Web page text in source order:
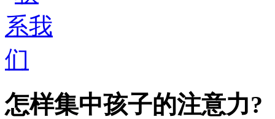
怎样集中孩子的注意力?